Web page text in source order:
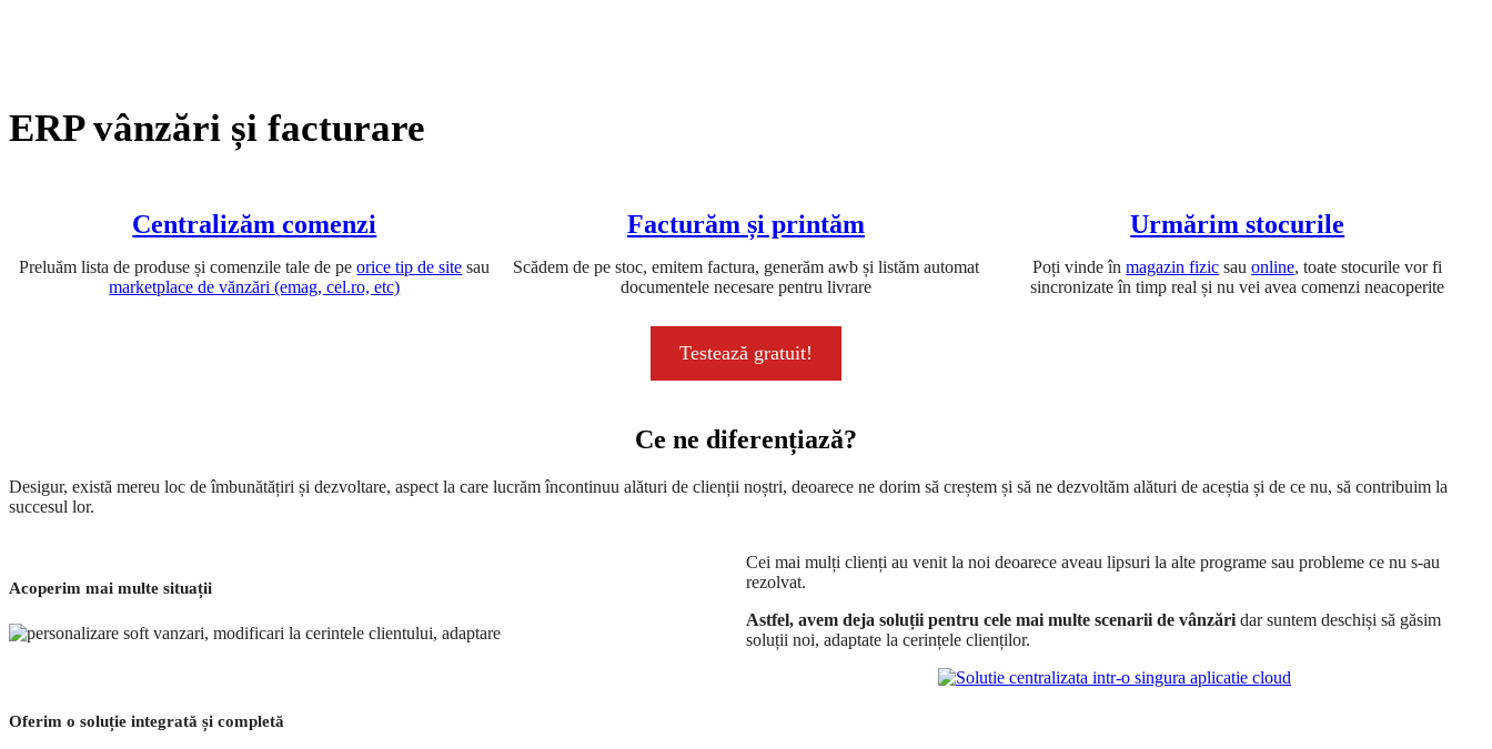
ERP vânzări și facturare
Centralizăm comenzi
Preluăm lista de produse și comenzile tale de peorice tip de site sau
marketplace de vănzări (emag, cel.ro, etc)
Facturăm și printăm
Scădem de pe stoc, emitem factura, generăm awb și listăm automat
documentele necesare pentru livrare
Urmărim stocurile
Poți vinde înmagazin fizic sauonline, toate stocurile vor fi
sincronizate în timp real și nu vei avea comenzi neacoperite
Testează gratuit!
Ce ne diferențiază?
Desigur, există mereu loc de îmbunătățiri și dezvoltare, aspect la care lucrăm încontinuu alături de clienții noștri, deoarece ne dorim să creștem și să ne dezvoltăm alături de aceștia și de ce nu, să contribuim la
succesul lor.
Acoperim mai multe situații
Cei mai mulți clienți au venit la noi deoarece aveau lipsuri la alte programe sau probleme ce nu s-au
rezolvat.
Astfel, avem deja soluții pentru cele mai multe scenarii de vânzări dar suntem deschiși să găsim
soluții noi, adaptate la cerințele clienților.
Oferim o soluție integrată și completă